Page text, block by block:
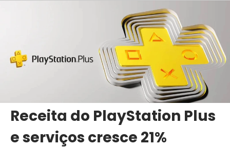
Receita do PlayStation Plus
e serviços cresce 21%